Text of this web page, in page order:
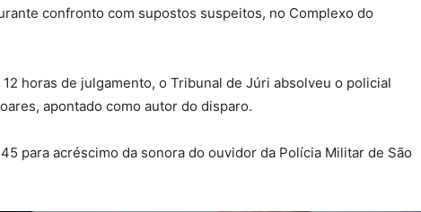
confronto com supostos suspeitos, no Complexo do
horas de julgamento, o Tribunal de Júri absolveu o policial
apontado como autor do disparo.
para acréscimo da sonora do ouvidor da Polícia Militar de São